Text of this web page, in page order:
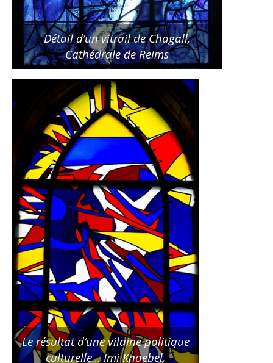
Détail d’un vitrail de Chagall,
Cathédrale de Reims
Le résultat d’une vilaine politique
culturelle…Imi Knoebel,